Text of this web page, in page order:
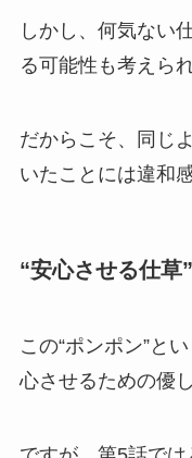
しかし、何気ない
る可能性も考えら
だからこそ、同じ
いたことには違和
“安心させる仕草
この“ポンポン”と
心させるための優